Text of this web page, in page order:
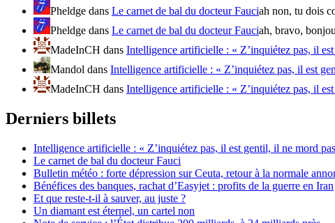
Pheldge dans Le carnet de bal du docteur Fauciah non, tu dois
Pheldge dans Le carnet de bal du docteur Fauciah, bravo,
MadeInCH dans Intelligence artificielle : « Z’inquiétez pas, il
Mandol dans Intelligence artificielle : « Z’inquiétez pas, il est
MadeInCH dans Intelligence artificielle : « Z’inquiétez pas, il
Derniers billets
Intelligence artificielle : « Z’inquiétez pas, il est gentil, il ne mord
Le carnet de bal du docteur Fauci
Bulletin météo : forte dépression sur Ceuta, retour à la normale
Bénéfices des banques, rachat d’Easyjet : profits de la guerre en Iran
Et que reste-t-il à sauver, au juste ?
Un diamant est éternel, un cartel non